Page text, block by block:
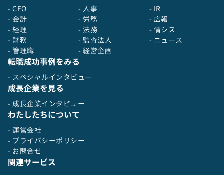
- CFO
- 会計
- 経理
- 財務
- 管理職
- 人事
- 労務
- 法務
- 監査法人
- 経営企画
- IR
- 広報
- 情シス
- ニュース
転職成功事例をみる
- スペシャルインタビュー
成長企業を見る
- 成長企業インタビュー
わたしたちについて
- 運営会社
- プライバシーポリシー
- お問合せ
関連サービス